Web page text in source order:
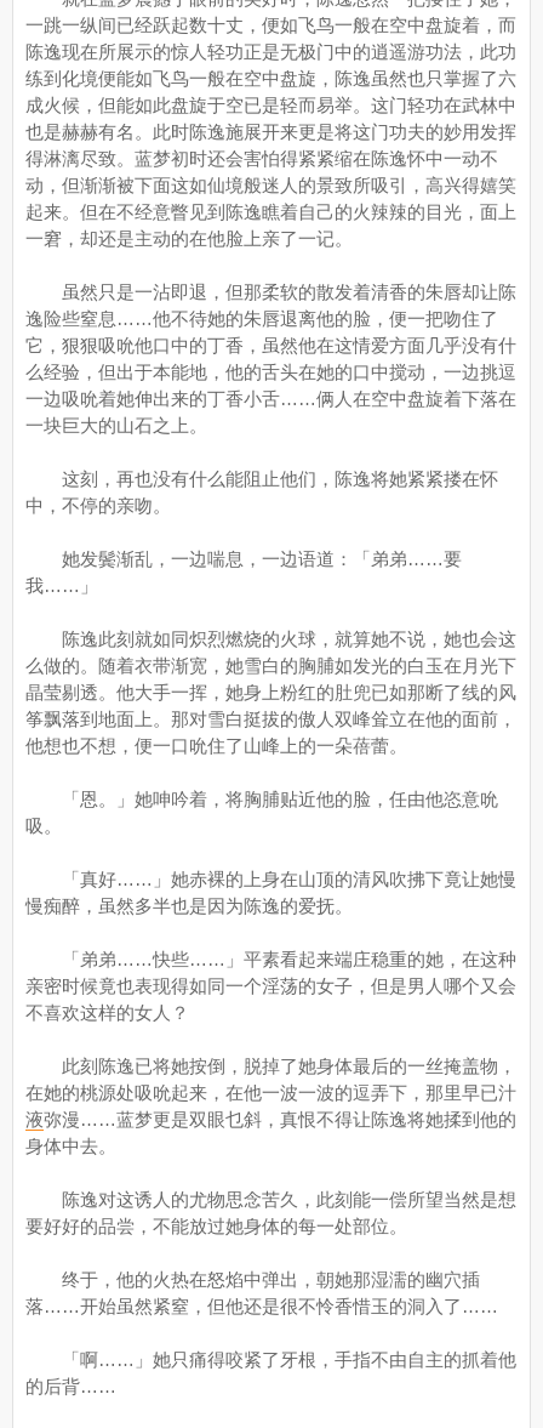
一跳一纵间已经跃起数十丈，便如飞鸟一般在空中盘旋着，而
陈逸现在所展示的惊人轻功正是无极门中的逍遥游功法，此功
练到化境便能如飞鸟一般在空中盘旋，陈逸虽然也只掌握了六
成火候，但能如此盘旋于空已是轻而易举。这门轻功在武林中
也是赫赫有名。此时陈逸施展开来更是将这门功夫的妙用发挥
得淋漓尽致。蓝梦初时还会害怕得紧紧缩在陈逸怀中一动不
动，但渐渐被下面这如仙境般迷人的景致所吸引，高兴得嬉笑
起来。但在不经意瞥见到陈逸瞧着自己的火辣辣的目光，面上
一窘，却还是主动的在他脸上亲了一记。
虽然只是一沾即退，但那柔软的散发着清香的朱唇却让陈
逸险些窒息……他不待她的朱唇退离他的脸，便一把吻住了
它，狠狠吸吮他口中的丁香，虽然他在这情爱方面几乎没有什
么经验，但出于本能地，他的舌头在她的口中搅动，一边挑逗
一边吸吮着她伸出来的丁香小舌……俩人在空中盘旋着下落在
一块巨大的山石之上。
这刻，再也没有什么能阻止他们，陈逸将她紧紧搂在怀
中，不停的亲吻。
她发鬓渐乱，一边喘息，一边语道：「弟弟……要
我……」
陈逸此刻就如同炽烈燃烧的火球，就算她不说，她也会这
么做的。随着衣带渐宽，她雪白的胸脯如发光的白玉在月光下
晶莹剔透。他大手一挥，她身上粉红的肚兜已如那断了线的风
筝飘落到地面上。那对雪白挺拔的傲人双峰耸立在他的面前，
他想也不想，便一口吮住了山峰上的一朵蓓蕾。
「恩。」她呻吟着，将胸脯贴近他的脸，任由他恣意吮
吸。
「真好……」她赤裸的上身在山顶的清风吹拂下竟让她慢
慢痴醉，虽然多半也是因为陈逸的爱抚。
「弟弟……快些……」平素看起来端庄稳重的她，在这种
亲密时候竟也表现得如同一个淫荡的女子，但是男人哪个又会
不喜欢这样的女人？
此刻陈逸已将她按倒，脱掉了她身体最后的一丝掩盖物，
在她的桃源处吸吮起来，在他一波一波的逗弄下，那里早已汁
液弥漫……蓝梦更是双眼乜斜，真恨不得让陈逸将她揉到他的
身体中去。
陈逸对这诱人的尤物思念苦久，此刻能一偿所望当然是想
要好好的品尝，不能放过她身体的每一处部位。
终于，他的火热在怒焰中弹出，朝她那湿濡的幽穴插
落……开始虽然紧窒，但他还是很不怜香惜玉的洞入了……
「啊……」她只痛得咬紧了牙根，手指不由自主的抓着他
的后背……